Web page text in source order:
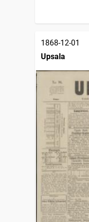
1868-12-01
Upsala